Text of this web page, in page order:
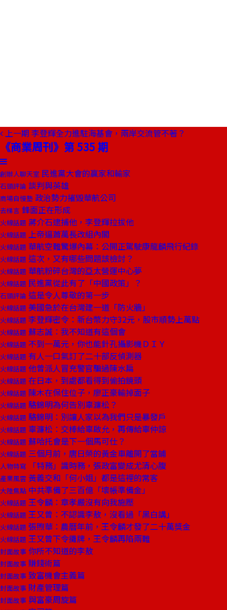
上一期 李登輝全力進駐海基會，兩岸交流管不著？
《商業周刊》第 535 期
創辦人聊天室 民進黨大會的贏家和輸家
石頭評論 談判與英雄
商場自慢塾 政治勢力摧毀華航公司
去梯言 鋒面正在形成
火線話題 蔣介石逮捕他，李登輝拉拔他
火線話題 上帝逼蕭萬長改組內閣
火線話題 華航空難驚爆內幕：公開正駕駛康龍麟飛行紀錄
火線話題 這次，又有哪些問題該檢討？
火線話題 華航粉碎台灣的亞太營運中心夢
火線話題 民進黨從此有了「中國政策」？
石頭評論 這是令人尊敬的第一步
火線話題 美國急於在台灣建一道「防火牆」
火線話題 李登輝密令：新台幣力守32元，股市順勢上萬點
火線話題 蘇志誠：我不知道有這個會
火線話題 不到一萬元，你也能針孔攝影機ＤＩＹ
火線話題 有人一口氣訂了二十部反偵測器
火線話題 他曾派人冒充警官騙過陳水扁
火線話題 在日本，到處都看得到偷拍鏡頭
火線話題 陳木在保住位子，廖正豪輸掉面子
火線話題 駱錦明為何告別辜濂松？
火線話題 駱錦明：別讓人家以為我們只是暴發戶
火線話題 辜濂松：交棒給辜啟允，再傳給辜仲諒
火線話題 蘇哈托會是下一個馬可仕？
火線話題 三個月前，唐日榮的黃金車離開了當鋪
人物特寫 「特務」識時務，張政富變成尤清心腹
產業風雲 黃義交和「何小姐」都是這裡的常客
大陸焦點 中共準備了三百億「壞帳準備金」
火線話題 王令麟：章孝嚴沒有向我施壓
火線話題 王又曾：不認識李敖，沒看過「黑白講」
火線話題 張煦華：農曆年前，王令麟才發了二十萬獎金
火線話題 王又曾下令攤牌，王令麟再陷兩難
封面故事 你所不知道的李敖
封面故事 賺錢術篇
封面故事 致富機會主義篇
封面故事 財產管理篇
封面故事 與富豪周旋篇